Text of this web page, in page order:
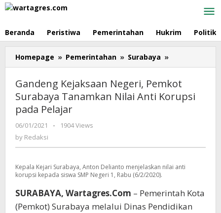
Skip
Beranda Peristiwa Pemerintahan Hukrim Politik
Homepage » Pemerintahan » Surabaya »
Kejaksaan
Pemkot
Surabaya
pada
Gandeng Kejaksaan Negeri, Pemkot
Surabaya Tanamkan Nilai Anti Korupsi
pada Pelajar
06/01/2021
by
-
1904 Views
by Redaksi
Kepala Kejari Surabaya, Anton Delianto menjelaskan nilai anti
korupsi kepada siswa SMP Negeri 1, Rabu (6/2/2020).
SURABAYA, Wartagres.Com – Pemerintah Kota
(Pemkot) Surabaya melalui Dinas Pendidikan